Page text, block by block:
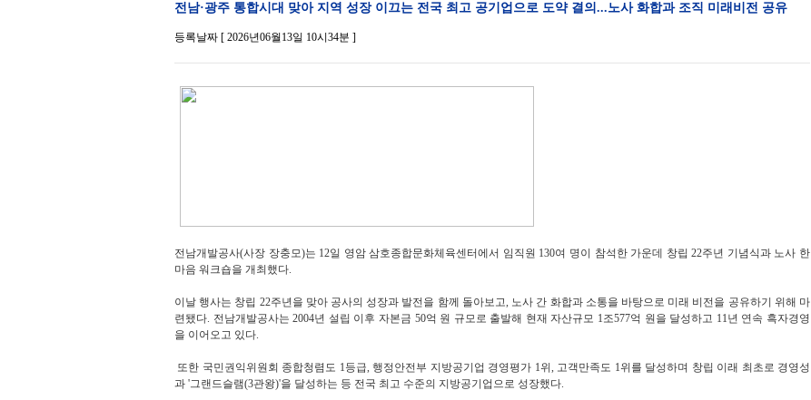
전남·광주 통합시대 맞아 지역 성장 이끄는 전국 최고 공기업으로 도약 결의...노사 화합과 조직 미래비전 공유
등록날짜 [ 2026년06월13일 10시34분 ]
전남개발공사(사장 장충모)는 12일 영암 삼호종합문화체육센터에서 임직원 130여 명이 참석한 가운데 창립 22주년 기념식과 노사 한
마음 워크숍을 개최했다.
이날 행사는 창립 22주년을 맞아 공사의 성장과 발전을 함께 돌아보고, 노사 간 화합과 소통을 바탕으로 미래 비전을 공유하기 위해 마
련됐다. 전남개발공사는 2004년 설립 이후 자본금 50억 원 규모로 출발해 현재 자산규모 1조577억 원을 달성하고 11년 연속 흑자경영
을 이어오고 있다.
또한 국민권익위원회 종합청렴도 1등급, 행정안전부 지방공기업 경영평가 1위, 고객만족도 1위를 달성하며 창립 이래 최초로 경영성
과 '그랜드슬램(3관왕)'을 달성하는 등 전국 최고 수준의 지방공기업으로 성장했다.